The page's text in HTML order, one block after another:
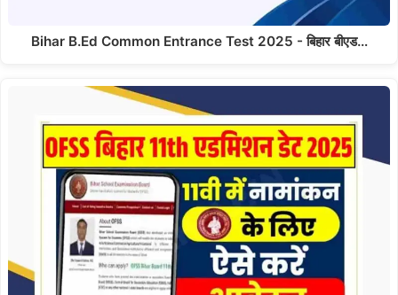
Bihar B.Ed Common Entrance Test 2025 - बिहार बीएड…